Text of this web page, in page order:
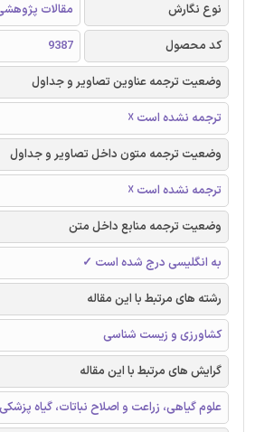
نوع نگارش
مقالات
کد محصول
9387
وضعیت ترجمه عناوین تصاویر و جداول
ترجمه نشده است ☓
وضعیت ترجمه متون داخل تصاویر و جداول
ترجمه نشده است ☓
وضعیت ترجمه منابع داخل متن
به انگلیسی درج شده است ✓
رشته های مرتبط با این مقاله
کشاورزی و زیست شناسی
گرایش های مرتبط با این مقاله
علوم گیاهی، زراعت و اصلاح نباتات، گیاه